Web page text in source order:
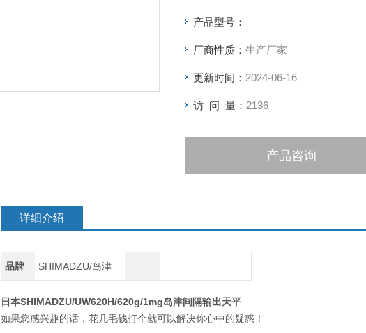
产品型号：
厂商性质： 生产厂家
更新时间： 2024-06-16
访 问 量： 2136
产品咨询
详细介绍
品牌 SHIMADZU/岛津
日本SHIMADZU/UW620H/620g/1mg岛津间隔输出天平
如果您感兴趣的话，花几毛钱打个就可以解决你心中的疑惑！